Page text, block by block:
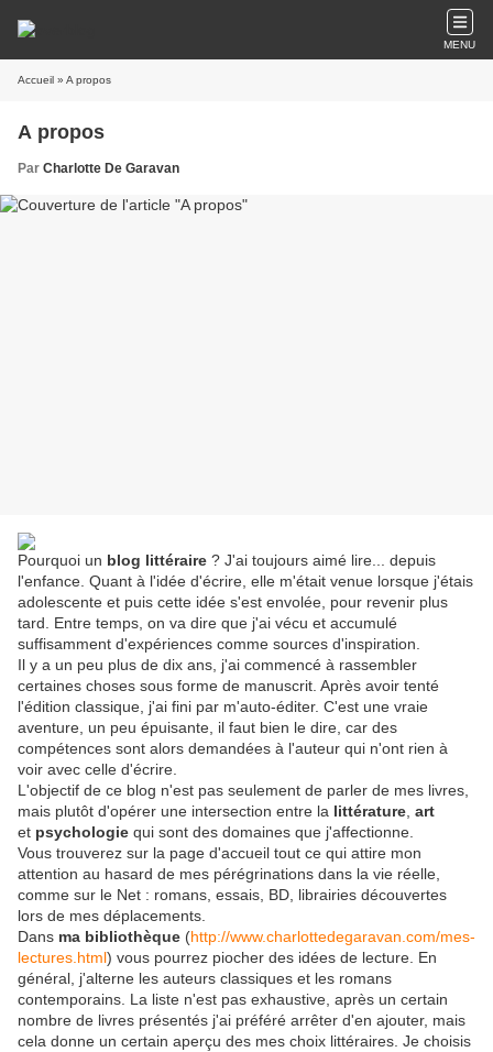
MENU
Accueil » A propos
A propos
Par Charlotte De Garavan
Pourquoi un blog littéraire ? J'ai toujours aimé lire... depuis
l'enfance. Quant à l'idée d'écrire, elle m'était venue lorsque j'étais
adolescente et puis cette idée s'est envolée, pour revenir plus
tard. Entre temps, on va dire que j'ai vécu et accumulé
suffisamment d'expériences comme sources d'inspiration.
Il y a un peu plus de dix ans, j'ai commencé à rassembler
certaines choses sous forme de manuscrit. Après avoir tenté
l'édition classique, j'ai fini par m'auto-éditer. C'est une vraie
aventure, un peu épuisante, il faut bien le dire, car des
compétences sont alors demandées à l'auteur qui n'ont rien à
voir avec celle d'écrire.
L'objectif de ce blog n'est pas seulement de parler de mes livres,
mais plutôt d'opérer une intersection entre la littérature art
et psychologie qui sont des domaines que j'affectionne.
Vous trouverez sur la page d'accueil tout ce qui attire mon
attention au hasard de mes pérégrinations dans la vie réelle,
comme sur le Net : romans, essais, BD, librairies découvertes
lors de mes déplacements.
Dans ma bibliothèque (http://www.charlottedegaravan.com/mes-
lectures.html) vous pourrez piocher des idées de lecture. En
général, j'alterne les auteurs classiques et les romans
contemporains. La liste n'est pas exhaustive, après un certain
nombre de livres présentés j'ai préféré arrêter d'en ajouter, mais
cela donne un certain aperçu des mes choix littéraires. Je choisis